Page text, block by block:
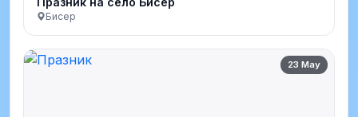
Бисер
23 May